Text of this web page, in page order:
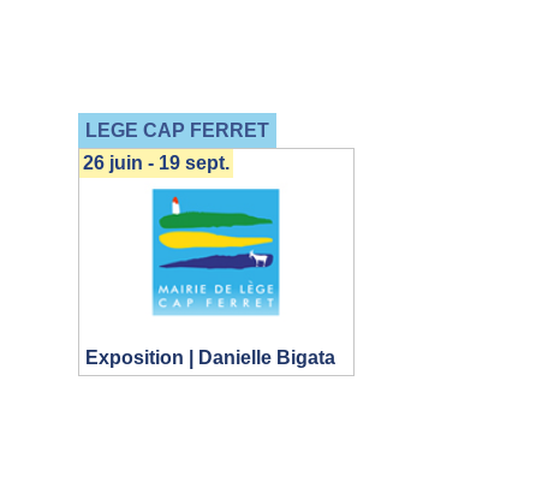
LEGE CAP FERRET
Exposition | Danielle Bigata
26 juin - 19 sept.